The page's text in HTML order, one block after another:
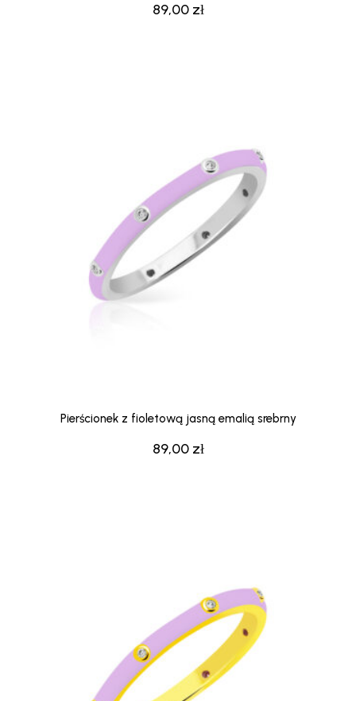
89,00 zł
89,00 zł
Pierścionek z fioletową jasną emalią srebrny